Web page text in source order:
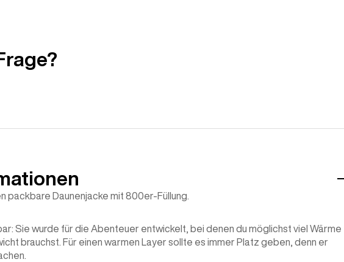
packbare Daunenjacke mit 800er-Füllung.
Sie wurde für die Abenteuer entwickelt, bei denen du möglichst viel Wärme
brauchst. Für einen warmen Layer sollte es immer Platz geben, denn er